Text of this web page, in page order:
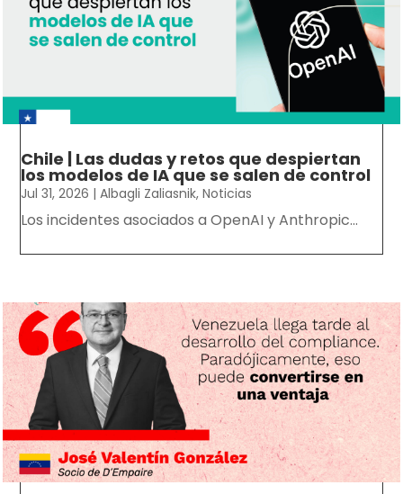
Chile | Las dudas y retos que despiertan
los modelos de IA que se salen de control
Jul 31, 2026 |Albagli Zaliasnik,Noticias
Los incidentes asociados a OpenAI y Anthropic...